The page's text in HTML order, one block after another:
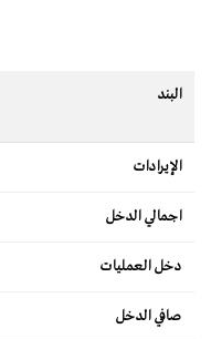
البند
الإيرادات
اجمالي الدخل
دخل العمليات
صافي الدخل